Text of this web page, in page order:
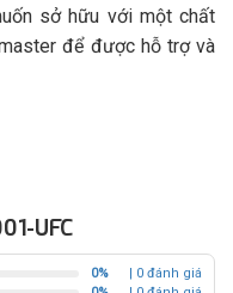
sở hữu với một chất
để được hỗ trợ và
UFC
0%
| 0 đánh giá